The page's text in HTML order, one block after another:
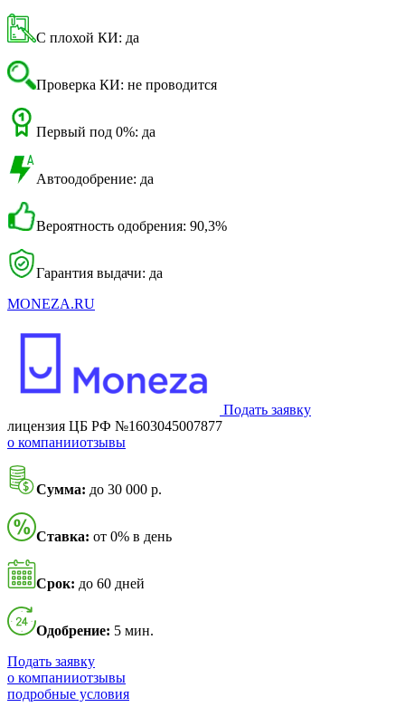
С плохой КИ: да
Проверка КИ: не проводится
Первый под 0%: да
Автоодобрение: да
Вероятность одобрения: 90,3%
Гарантия выдачи: да
MONEZA.RU
Подать заявку
лицензия ЦБ РФ №1603045007877
о компанииотзывы
Сумма: до 30 000 р.
Ставка: от 0% в день
Срок: до 60 дней
Одобрение: 5 мин.
Подать заявку
о компанииотзывы
подробные условия